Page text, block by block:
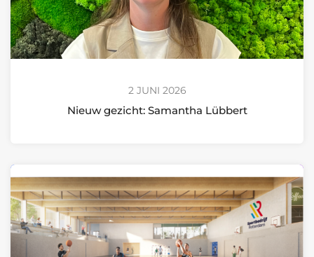
2 JUNI 2026
Nieuw gezicht: Samantha Lübbert